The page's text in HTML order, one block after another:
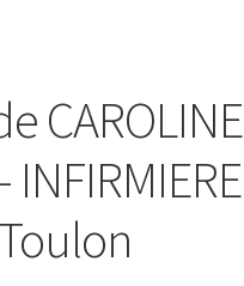
CAROLINE
INFIRMIERE